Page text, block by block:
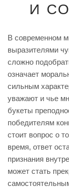
И
В современном
выразителями
сложно
означает
сильным
уважают и чье
букеты
победителям
стоит вопрос о
время, ответ
признания
может стать